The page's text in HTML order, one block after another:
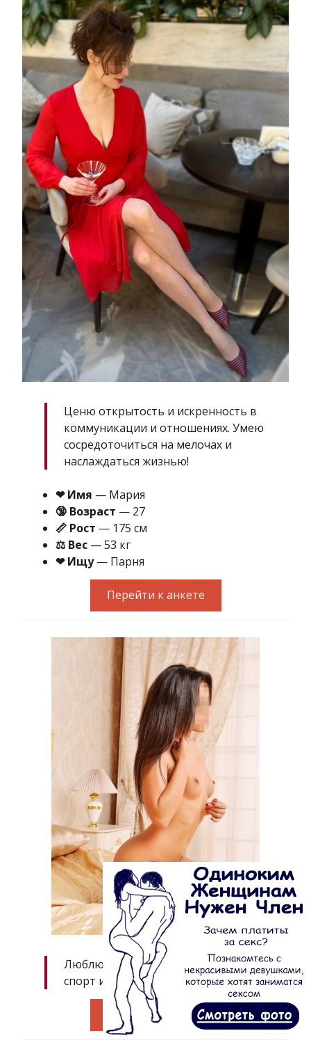
Ценю открытость и искренность в
коммуникации и отношениях. Умею
сосредоточиться на мелочах и
наслаждаться жизнью!
❤ Имя — Мария
🔞 Возраст — 27
📏 Рост — 175 см
⚖ Вес — 53 кг
❤ Ищу— Парня
Перейти к анкете
Люблю активный образ жизни,
спорт и фитнес.
Перейти к анкете